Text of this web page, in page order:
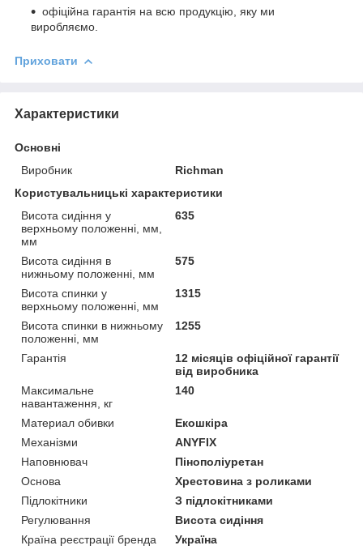
офіційна гарантія на всю продукцію, яку ми
виробляємо.
Приховати
Характеристики
Основні
Виробник
Richman
Користувальницькі характеристики
Висота сидіння у
верхньому положенні, мм,
мм
635
Висота сидіння в
нижньому положенні, мм
575
Висота спинки у
верхньому положенні, мм
1315
Висота спинки в нижньому
положенні, мм
1255
Гарантія
12 місяців офіційної гарантії
від виробника
Максимальне
навантаження, кг
140
Материал обивки
Екошкіра
Механізми
ANYFIX
Наповнювач
Пінополіуретан
Основа
Хрестовина з роликами
Підлокітники
З підлокітниками
Регулювання
Висота сидіння
Країна реєстрації бренда
Україна